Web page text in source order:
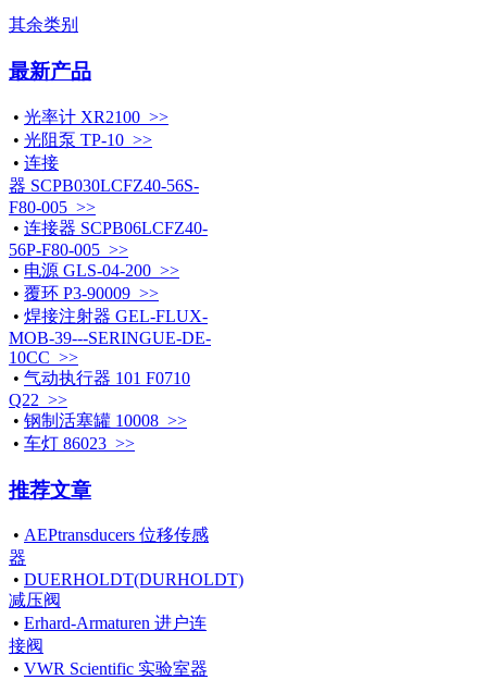
其余类别
最新产品
• 光率计 XR2100 >>
• 光阻泵 TP-10 >>
• 连接
器 SCPB030LCFZ40-56S-
F80-005 >>
• 连接器 SCPB06LCFZ40-
56P-F80-005 >>
• 电源 GLS-04-200 >>
• 覆环 P3-90009 >>
• 焊接注射器 GEL-FLUX-
MOB-39---SERINGUE-DE-
10CC >>
• 气动执行器 101 F0710
Q22 >>
• 钢制活塞罐 10008 >>
• 车灯 86023 >>
推荐文章
• AEPtransducers 位移传感
器
• DUERHOLDT(DURHOLDT)
减压阀
• Erhard-Armaturen 进户连
接阀
• VWR Scientific 实验室器